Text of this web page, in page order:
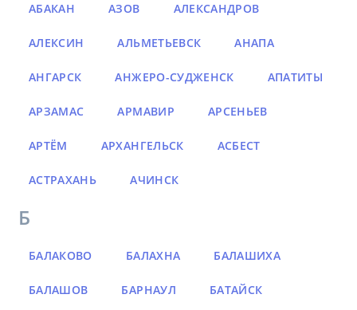
АБАКАН АЗОВ АЛЕКСАНДРОВ
АЛЕКСИН АЛЬМЕТЬЕВСК АНАПА
АНГАРСК АНЖЕРО-СУДЖЕНСК АПАТИТЫ
АРЗАМАС АРМАВИР АРСЕНЬЕВ
АРТЁМ АРХАНГЕЛЬСК АСБЕСТ
АСТРАХАНЬ АЧИНСК
Б
БАЛАКОВО БАЛАХНА БАЛАШИХА
БАЛАШОВ БАРНАУЛ БАТАЙСК